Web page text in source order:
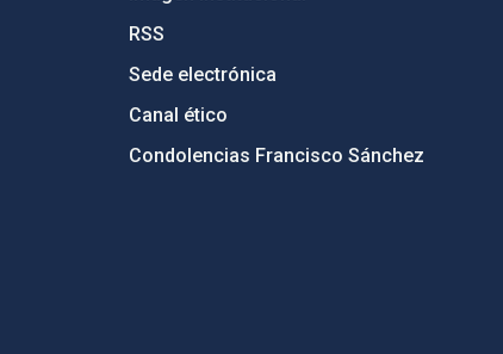
RSS
Sede electrónica
Canal ético
Condolencias Francisco Sánchez